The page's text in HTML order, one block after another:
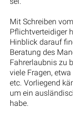
Mit Schreiben
Pflichtverteidiger
Hinblick darauf
Beratung des
Fahrerlaubnis zu
viele Fragen,
etc. Vorliegend
um ein
habe.